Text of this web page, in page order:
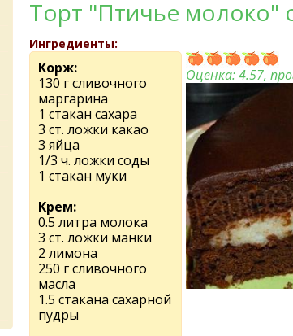
Торт "Птичье молоко"
Ингредиенты:
Корж:
130 г сливочного
маргарина
1 стакан сахара
3 ст. ложки какао
3 яйца
1/3 ч. ложки соды
1 стакан муки
Крем:
0.5 литра молока
3 ст. ложки манки
2 лимона
250 г сливочного
масла
1.5 стакана сахарной
пудры
Оценка:4.57,